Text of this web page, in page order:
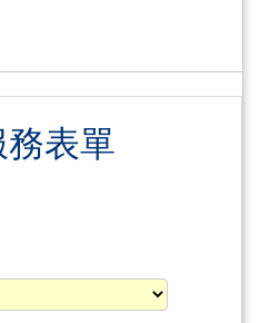
表單